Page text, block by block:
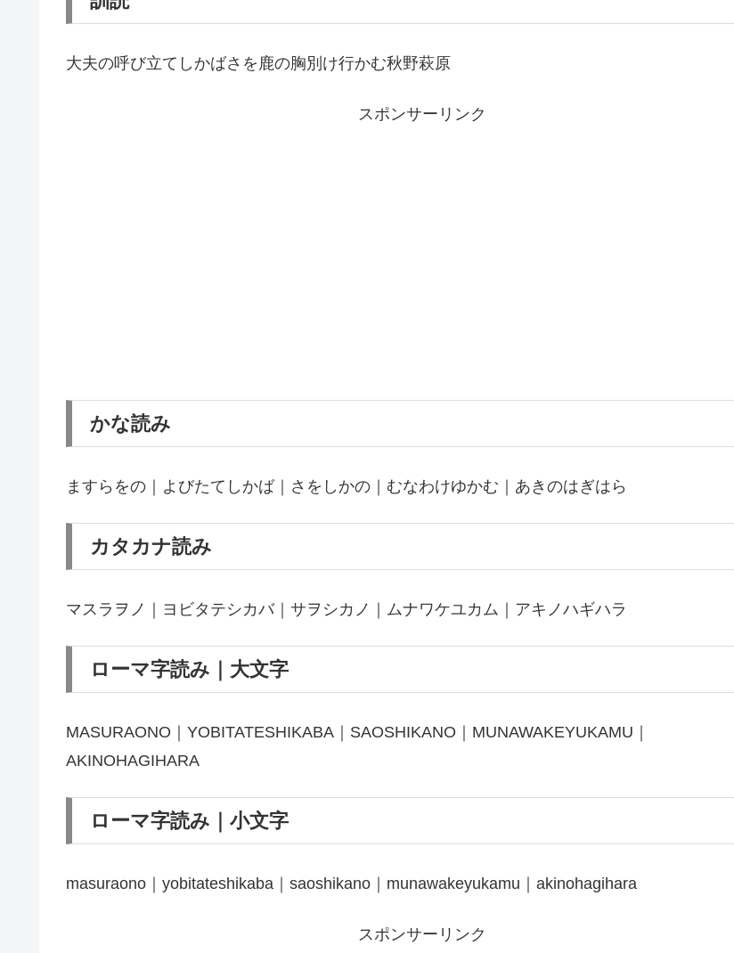
大夫の呼び立てしかばさを鹿の胸別け行かむ秋野萩原
スポンサーリンク
かな読み
ますらをの｜よびたてしかば｜さをしかの｜むなわけゆかむ｜あきのはぎはら
カタカナ読み
マスラヲノ｜ヨビタテシカバ｜サヲシカノ｜ムナワケユカム｜アキノハギハラ
ローマ字読み｜大文字
MASURAONO｜YOBITATESHIKABA｜SAOSHIKANO｜MUNAWAKEYUKAMU｜
AKINOHAGIHARA
ローマ字読み｜小文字
masuraono｜yobitateshikaba｜saoshikano｜munawakeyukamu｜akinohagihara
スポンサーリンク